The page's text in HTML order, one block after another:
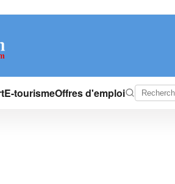
E-tourismeOffres d'emploi